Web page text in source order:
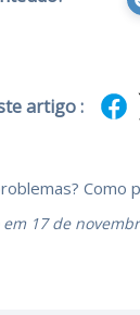
artigo :
Como
17 de